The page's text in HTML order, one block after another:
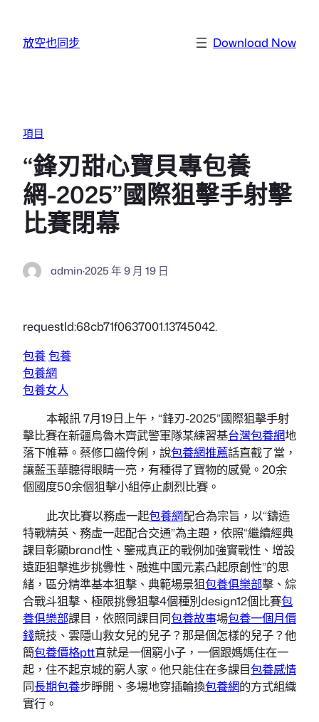
放空也同步 Download Now
項目
“鋒刃甜心寶貝專包養
網-2025”國際狙擊手射擊
比賽閉幕
admin·2025 年 9 月 19 日
requestId:68cb71f0637001.13745042.
包養包養
包養網
包養女人
本報訊 7月19日上午，“鋒刃-2025”國際狙擊手射
擊比賽在新疆烏魯木齊武警軍隊某練習基台灣包養網地
落下帷幕。蔡修口齒伶俐，說包養網推薦話直截了當，
讓藍玉華聽得眼睛一亮，有種得了寶物的感覺。20余
個國度50余個狙擊小組停止劇烈比賽。
此次比賽以務虛一起包養網配合為宗旨，以“鑄造
特戰精英、務虛一起配合交通”為主題，依照“繼續經典
課目彰顯brand性、鑒戒真正的戰例加強實戰性、增設
遠距狙擊進步挑釁性、融進中國元素凸起原創性”的思
緒，區分精準基本狙擊、典範場景狙包養俱樂部擊、綜
合戰斗狙擊、極限挑釁狙擊4個種別design12個比賽包
養俱樂部課目，依照同課目同包養故事場包養一個月價
錢競技、雲隱山救女兒的兒子？那是個怎樣的兒子？他
簡包養價格ptt直就是一個窮小子，一個跟媽媽住在一
起，住不起京城的窮人家。他只能住在多課目包養感情
同長期包養步睜開、多場地穿插輪換包養網的方式組織
實行。